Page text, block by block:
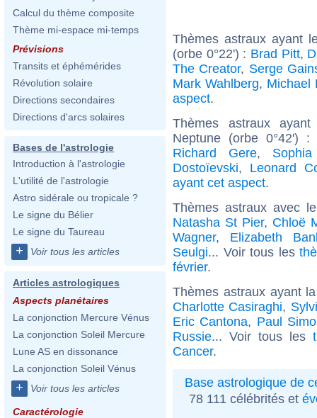
Calcul du thème composite
Thème mi-espace mi-temps
Prévisions
Transits et éphémérides
Révolution solaire
Directions secondaires
Directions d'arcs solaires
Bases de l'astrologie
Introduction à l'astrologie
L'utilité de l'astrologie
Astro sidérale ou tropicale ?
Le signe du Bélier
Le signe du Taureau
+ Voir tous les articles
Articles astrologiques
Aspects planétaires
La conjonction Mercure Vénus
La conjonction Soleil Mercure
Lune AS en dissonance
La conjonction Soleil Vénus
+ Voir tous les articles
Caractérologie
Thèmes astraux ayant
(orbe 0°22') : Brad Pitt,
The Creator, Serge
Mark Wahlberg, Michael
aspect.
Thèmes astraux
Neptune (orbe 0°42')
Richard Gere,
Dostoïevski, Leonard
ayant cet aspect.
Thèmes astraux avec
Natasha St Pier, Chloë
Wagner, Elizabeth
Seulgi... Voir tous les
février.
Thèmes astraux ayant
Charlotte Casiraghi,
Eric Cantona, Paul
Russie... Voir tous les
Cancer.
Base astrologique de
78 111 célébrités et